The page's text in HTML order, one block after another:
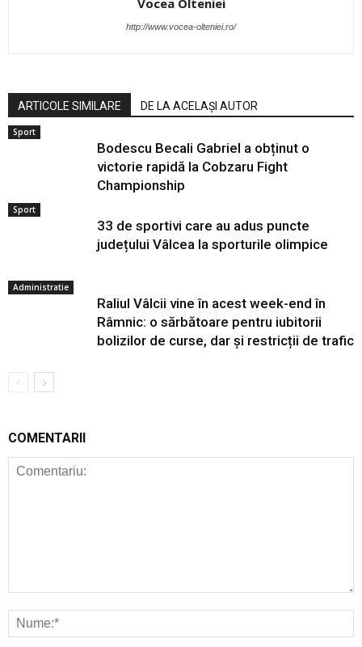
Vocea Olteniei
http://www.vocea-olteniei.ro/
ARTICOLE SIMILARE DE LA ACELAȘI AUTOR
Sport
Bodescu Becali Gabriel a obținut o
victorie rapidă la Cobzaru Fight
Championship
Sport
33 de sportivi care au adus puncte
județului Vâlcea la sporturile olimpice
Administratie
Raliul Vâlcii vine în acest week-end în
Râmnic: o sărbătoare pentru iubitorii
bolizilor de curse, dar și restricții de trafic
COMENTARII